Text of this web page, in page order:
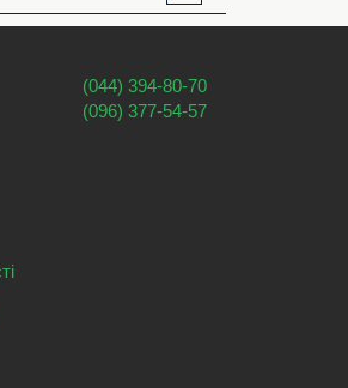
(044) 394-80-70
(096) 377-54-57